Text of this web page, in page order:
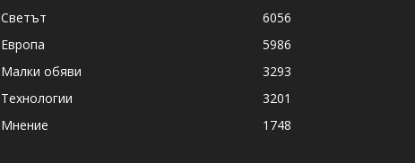
Светът
6056
Европа
5986
Малки обяви
3293
Технологии
3201
Мнение
1748